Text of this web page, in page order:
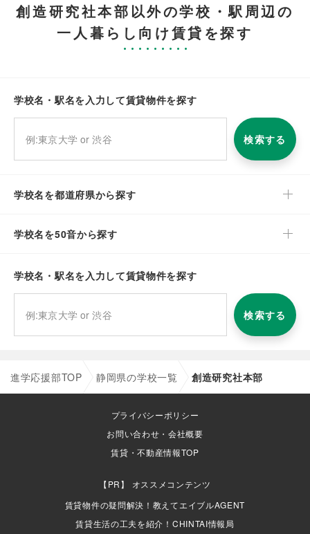
創造研究社本部以外の学校・駅周辺の
一人暮らし向け賃貸を探す
学校名・駅名を入力して賃貸物件を探す
検索する
学校名を都道府県から探す
学校名を50音から探す
学校名・駅名を入力して賃貸物件を探す
検索する
進学応援部TOP 静岡県の学校一覧 創造研究社本部
プライバシーポリシー
お問い合わせ・会社概要
賃貸・不動産情報TOP
オススメコンテンツ
賃貸物件の疑問解決！教えてエイブルAGENT
賃貸生活の工夫を紹介！CHINTAI情報局